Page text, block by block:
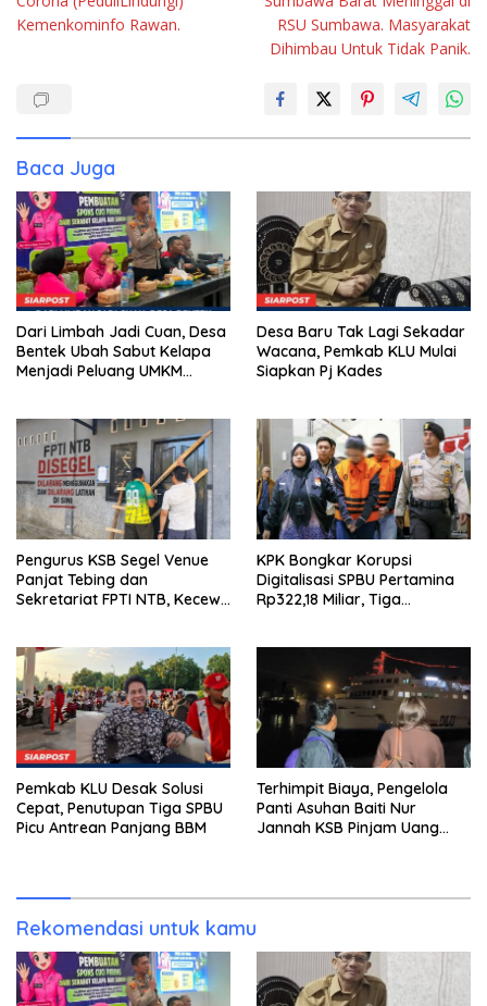
Kemenkominfo Rawan.
RSU Sumbawa. Masyarakat
Dihimbau Untuk Tidak Panik.
Baca Juga
Dari Limbah Jadi Cuan, Desa
Bentek Ubah Sabut Kelapa
Menjadi Peluang UMKM
Desa Baru Tak Lagi Sekadar
Wacana, Pemkab KLU Mulai
Siapkan Pj Kades
Pengurus KSB Segel Venue
Panjat Tebing dan
Sekretariat FPTI NTB, Kecewa
KPK Bongkar Korupsi
Digitalisasi SPBU Pertamina
Rp322,18 Miliar, Tiga
Pemkab KLU Desak Solusi
Cepat, Penutupan Tiga SPBU
Picu Antrean Panjang BBM
Terhimpit Biaya, Pengelola
Panti Asuhan Baiti Nur
Jannah KSB Pinjam Uang
Rekomendasi untuk kamu